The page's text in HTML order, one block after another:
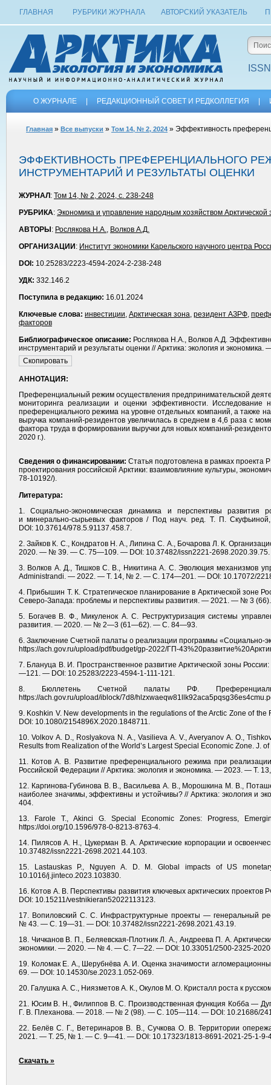
ГЛАВНАЯ РУБРИКИ ЖУРНАЛА АВТОРСКИЙ УКАЗАТЕЛЬ
О ЖУРНАЛЕ РЕДАКЦИОННЫЙ СОВЕТ И РЕДКОЛЛЕГИЯ
Главная » Все выпуски » Том 14, № 2, 2024 » Эффективность
ЭФФЕКТИВНОСТЬ ПРЕФЕРЕНЦИАЛЬНОГО
ИНСТРУМЕНТАРИЙ И РЕЗУЛЬТАТЫ ОЦЕНКИ
ЖУРНАЛ : Том 14, № 2, 2024, с. 238-248
РУБРИКА: Экономика и управление народным хозяйством Арктической
АВТОРЫ : Рослякова Н.А., Волков А.Д.
ОРГАНИЗАЦИИ : Институт экономики Карельского научного центра
DOI: 10.25283/2223-4594-2024-2-238-248
УДК: 332.146.2
Поступила в редакцию: 16.01.2024
Ключевые слова: инвестиции, Арк­тическая зона, резидент АЗРФ,
факторов
Библиографическое описание: Рослякова Н.А., Волков А.Д.
инструментарий и результаты оценки // Арктика: экология и
АННОТАЦИЯ:
Преференциальный режим осуществления предпринимательской
мониторинга реализации и оценки эффективности. Исследование
преференциального режима на уровне отдельных компаний, а также
выручка компаний-резидентов увеличилась в среднем в 4,6 раза с
фактора труда в формировании выручки для новых компаний-
2020 г.).
Сведения о финансировании: Статья подготовлена в рамках
проектирования российской Арк­тики: взаимовлияние культуры,
78-10192/).
Литература:
1. Социально-экономическая динамика и перспективы развития
и минерально-сырьевых факторов / Под науч. ред. Т. П.
DOI: 10.37614/978.5.91137.458.7.
2. Зайков К. С., Кондратов Н. А., Липина С. А., Бочарова Л. К.
2020. — № 39. — С. 75—109. — DOI: 10.37482/issn2221-2698.2020.39.75.
3. Волков А. Д., Тишков С. В., Никитина А. С. Эволюция механизмов
Administrandi. — 2022. — Т. 14, № 2. — С. 174—201. — DOI: 10.17072/
4. Прибышин Т. К. Стратегическое планирование в Арктической зоне
Северо-Запада: проблемы и перспективы развития. — 2021. — № 3
5. Богачев В. Ф., Микуленок А. С. Реструктуризация системы
развития. — 2020. — № 2—3 (61—62). — С. 84—93.
6. Заключение Счетной палаты о реализации программы «Социально-
https://ach.gov.ru/upload/pdf/budget/gp-2022/ГП-
7. Блануца В. И. Пространственное развитие Арктической зоны
—121. — DOI: 10.25283/2223-4594-1-111-121.
8. Бюллетень Счетной палаты РФ.
https://ach.gov.ru/upload/iblock/7d8/
9. Koshkin V. New developments in the regulations of the Arctic Zone of
DOI: 10.1080/2154896X.2020.1848711.
10. Volkov A. D., Roslyakova N. A., Vasilieva A. V., Averyanov A. O.,
Results from Realization of the World’s Largest Special Economic Zone. J.
11. Котов А. В. Развитие преференциального режима при
Российской Федерации // Арктика: экология и экономика. — 2023. —
12. Каргинова-Губинова В. В., Васильева А. В., Морошкина М. В.,
наиболее значимы, эффективны и устойчивы? // Арктика: экология
404.
13. Farole T., Akinci G. Special Economic Zones: Progress,
https://doi.org/10.1596/978-0-8213-8763-4.
14. Пилясов А. Н., Цукерман В. А. Арктические корпорации и
10.37482/issn2221-2698.2021.44.103.
15. Lastauskas P., Nguyen A. D. M. Global impacts of US
10.1016/j.jinteco.2023.103830.
16. Котов А. В. Перспективы развития ключевых арктических
DOI: 10.15211/vestnikieran52022113123.
17. Вопиловский С. С. Инфраструктурные проекты — генеральный
№ 43. — С. 19—31. — DOI: 10.37482/issn2221-2698.2021.43.19.
18. Чичканов В. П., Беляевская-Плотник Л. А., Андреева П. А.
экономики. — 2020. — № 4. — С. 7—22. — DOI: 10.33051/2500-2325-
19. Коломак Е. А., Шерубнёва А. И. Оценка значимости
69. — DOI: 10.14530/se.2023.1.052-069.
20. Галушка А. С., Ниязметов А. К., Окулов М. О. Кристалл роста к
21. Юсим В. Н., Филиппов В. С. Производственная функция Кобба —
Г. В. Плеханова. — 2018. — № 2 (98). — С. 105—114. — DOI: 10.21686/
22. Белёв С. Г., Ветеринаров В. В., Сучкова О. В. Территории
2021. — Т. 25, № 1. — С. 9—41. — DOI: 10.17323/1813-8691-2021-25-1-9-
Скачать »